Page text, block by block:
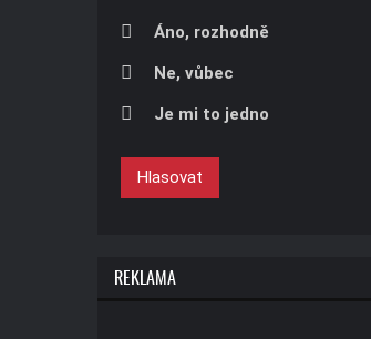
Áno, rozhodně
Ne, vůbec
Je mi to jedno
Hlasovat
REKLAMA